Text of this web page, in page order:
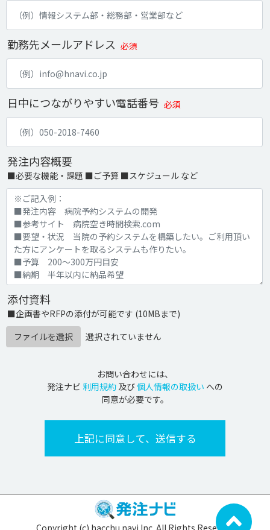
勤務先メールアドレス 必須
日中につながりやすい電話番号 必須
発注内容概要
■必要な機能・課題 ■ご予算 ■スケジュール など
添付資料
■企画書やRFPの添付が可能です (10MBまで)
ファイルを選択
選択されていません
お問い合わせには、
発注ナビ 利用規約 及び個人情報の取扱い への
同意が必要です。